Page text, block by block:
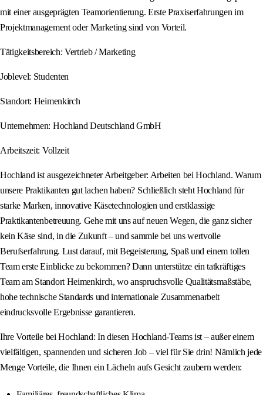
mit einer ausgeprägten Teamorientierung. Erste Praxiserfahrungen im
Projektmanagement oder Marketing sind von Vorteil.
Tätigkeitsbereich: Vertrieb / Marketing
Joblevel: Studenten
Standort: Heimenkirch
Unternehmen: Hochland Deutschland GmbH
Arbeitszeit: Vollzeit
Hochland ist ausgezeichneter Arbeitgeber: Arbeiten bei Hochland. Warum
unsere Praktikanten gut lachen haben? Schließlich steht Hochland für
starke Marken, innovative Käsetechnologien und erstklassige
Praktikantenbetreuung. Gehe mit uns auf neuen Wegen, die ganz sicher
kein Käse sind, in die Zukunft – und sammle bei uns wertvolle
Berufserfahrung. Lust darauf, mit Begeisterung, Spaß und einem tollen
Team erste Einblicke zu bekommen? Dann unterstütze ein tatkräftiges
Team am Standort Heimenkirch, wo anspruchsvolle Qualitätsmaßstäbe,
hohe technische Standards und internationale Zusammenarbeit
eindrucksvolle Ergebnisse garantieren.
Ihre Vorteile bei Hochland: In diesen Hochland-Teams ist – außer einem
vielfältigen, spannenden und sicheren Job – viel für Sie drin! Nämlich jede
Menge Vorteile, die Ihnen ein Lächeln aufs Gesicht zaubern werden: